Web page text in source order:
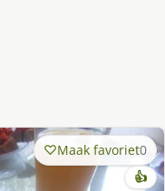
Maak favoriet0
👍